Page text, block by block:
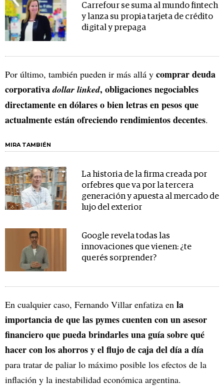
Carrefour se suma al mundo fintech
y lanza su propia tarjeta de crédito
digital y prepaga
Por último, también pueden ir más allá y comprar deuda
corporativadollar linked, obligaciones negociables
directamente en dólares o bien letras en pesos que
actualmente están ofreciendo rendimientos decentes.
MIRA TAMBIÉN
La historia de la firma creada por
orfebres que va por la tercera
generación y apuesta al mercado de
lujo del exterior
Google revela todas las
innovaciones que vienen: ¿te
querés sorprender?
En cualquier caso, Fernando Villar enfatiza en la
importancia de que las pymes cuenten con un asesor
financiero que pueda brindarles una guía sobre qué
hacer con los ahorros y el flujo de caja del día a día
para tratar de paliar lo máximo posible los efectos de la
inflación y la inestabilidad económica argentina.